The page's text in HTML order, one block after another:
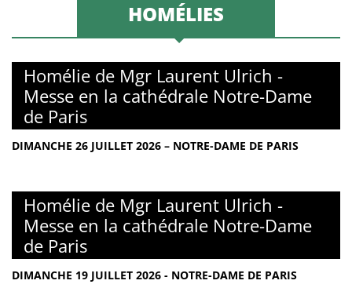
HOMÉLIES
Homélie de Mgr Laurent Ulrich -
Messe en la cathédrale Notre-Dame
de Paris
DIMANCHE 26 JUILLET 2026 – NOTRE-DAME DE PARIS
Homélie de Mgr Laurent Ulrich -
Messe en la cathédrale Notre-Dame
de Paris
DIMANCHE 19 JUILLET 2026 - NOTRE-DAME DE PARIS